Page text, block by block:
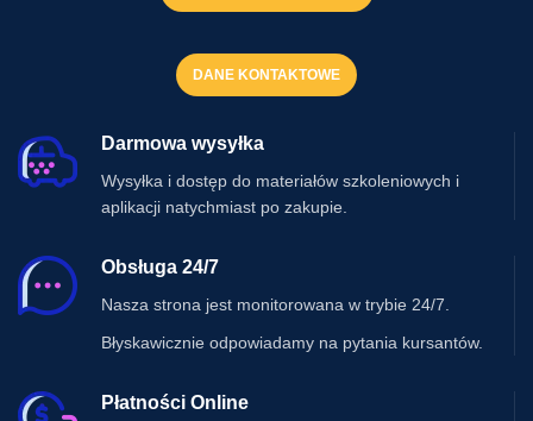
DANE KONTAKTOWE
Darmowa wysyłka
Wysyłka i dostęp do materiałów szkoleniowych i
aplikacji natychmiast po zakupie.
Obsługa 24/7
Nasza strona jest monitorowana w trybie 24/7.
Błyskawicznie odpowiadamy na pytania kursantów.
Płatności Online